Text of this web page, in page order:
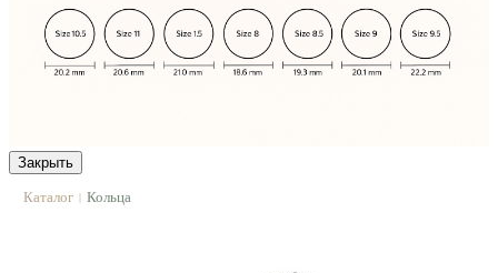
Закрыть
Каталог | Кольца